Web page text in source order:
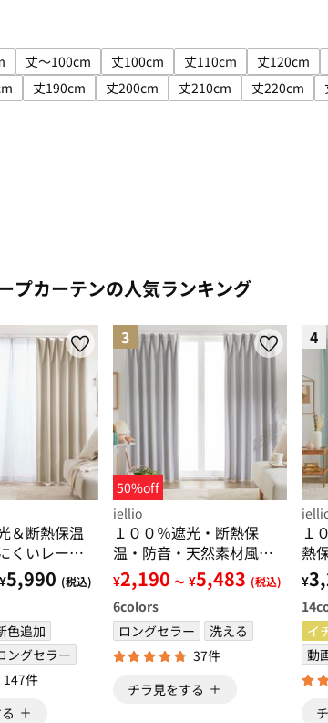
: 幅150cm
ズで絞り込み: 丈90cm
丈～100cm
サイズで絞り込み: 丈～100cm
丈100cm
サイズで絞り込み: 丈100cm
丈110cm
サイズで絞り込み:
丈120cm
サイズ
: 丈170cm
ズで絞り込み: 丈180cm
丈190cm
サイズで絞り込み: 丈190cm
丈200cm
サイズで絞り込み: 丈200cm
丈210cm
サイズで絞り込み:
丈220cm
サイズ
プカーテンの人気ランキング
＆断熱保温
くいレース
ット＜４枚
・洗える・
¥5,990 (税込)
色追加
ングセラー
147件
3
50%off
iellio
１００％遮光・断熱保
温・防音・天然素材風カ
ーテン
¥2,190 ～ ¥5,483 (税込)
6colors
ロングセラー
洗える
37件
チラ見をする
4
１
熱
ー
４
地
¥
14
イ
動